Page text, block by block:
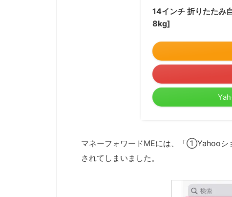
14インチ 折りたたみ
8kg]
マネーフォワードMEには、「①Yahoo
されてしまいました。